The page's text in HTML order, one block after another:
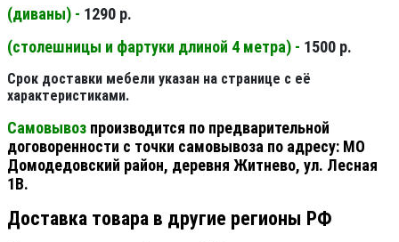
(диваны) - 1290 р.
(столешницы и фартуки длиной 4 метра) - 1500 р.
Срок доставки мебели указан на странице с её
характеристиками.
Самовывоз производится по предварительной
договоренности с точки самовывоза по адресу: МО
Домодедовский район, деревня Житнево, ул. Лесная
1В.
Доставка товара в другие регионы РФ